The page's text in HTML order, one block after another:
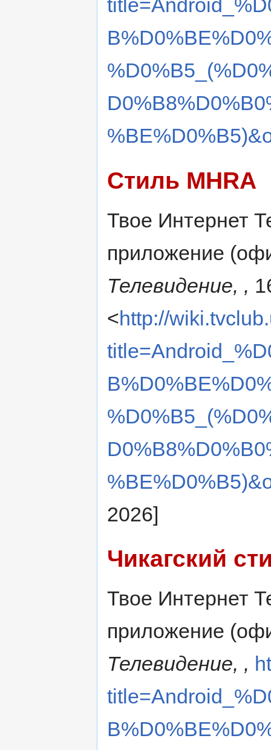
Стиль MHRA
Твое Интернет
приложение
Телевидение, ,
<http://
2026]
Чикагский
Твое Интернет
приложение
Телевидение, ,